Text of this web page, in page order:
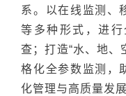
系。以在线监测、
等多种形式，进
查；打造“水、地、
格化全参数监测，
化管理与高质量发展